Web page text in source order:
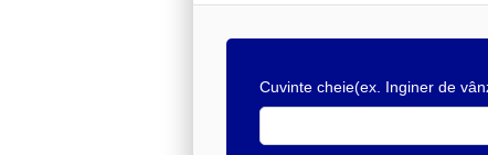
Cuvinte cheie(ex. Inginer de